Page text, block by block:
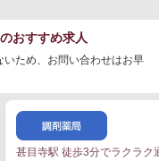
おすすめ求人
ため、お問い合わせはお早
甚目寺駅 徒歩3分でラクラク